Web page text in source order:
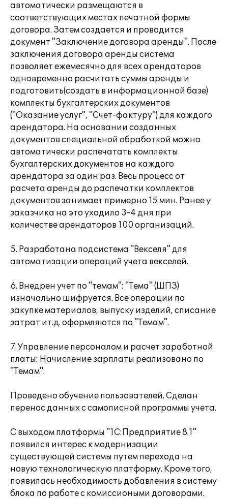
автоматически размещаются в
соответствующих местах печатной формы
договора. Затем создается и проводится
документ "Заключение договора аренды". После
заключения договора аренды система
позволяет ежемесячно для всех арендаторов
одновременно расчитать суммы аренды и
подготовить(создать в информационной базе)
комплекты бухгалтерских документов
("Оказание услуг", "Счет-фактуру") для каждого
арендатора. На основании созданных
документов специальной обработкой можно
автоматически распечатать комплекты
бухгалтерских документов на каждого
арендатора за один раз. Весь процесс от
расчета аренды до распечатки комплектов
документов занимает примерно 15 мин. Ранее у
заказчика на это уходило 3-4 дня при
количестве арендаторов 100 организаций.
5. Разработана подсистема "Векселя" для
автоматизации операций учета векселей.
6. Внедрен учет по "темам": "Тема" (ШПЗ)
изначально шифруется. Все операции по
закупке материалов, выпуску изделий, списание
затрат ит.д. оформляются по "Темам".
7. Управление персоналом и расчет заработной
платы: Начисление зарплаты реализовано по
"Темам".
Проведено обучение пользователей. Сделан
перенос данных с самописной программы учета.
С выходом платформы "1С:Предприятие 8.1"
появился интерес к модернизации
существующей системы путем перехода на
новую технологическую платформу. Кроме того,
появилась необходимость добавления в систему
блока по работе с комиссиоными договорами.